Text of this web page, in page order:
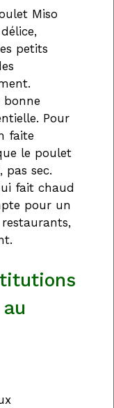
Miso
petits
bonne
Pour
faite
le poulet
sec.
fait chaud
pour un